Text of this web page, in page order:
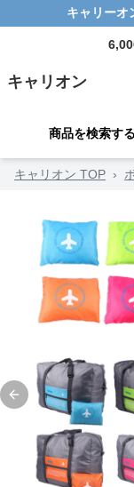
キャリーオ
キャリオン
商品を検索する
キャリオン TOP ›
Previous slide